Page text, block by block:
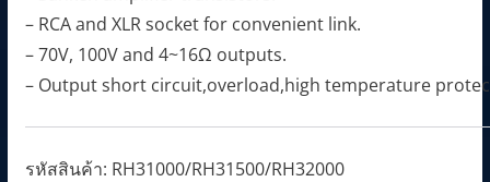
– RCA and XLR socket for convenient link.
– 70V, 100V and 4~16Ω outputs.
– Output short circuit,overload,high temperature
รหัสสินค้า: RH31000/RH31500/RH32000